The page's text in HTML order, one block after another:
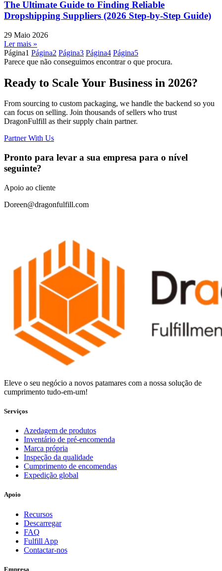
The Ultimate Guide to Finding Reliable
Dropshipping Suppliers (2026 Step-by-Step Guide)
29 Maio 2026
Ler mais »
Página1 Página2 Página3 Página4 Página5
Parece que não conseguimos encontrar o que procura.
Ready to Scale Your Business in 2026?
From sourcing to custom packaging, we handle the backend so you
can focus on selling. Join thousands of sellers who trust
DragonFulfill as their supply chain partner.
Partner With Us
Pronto para levar a sua empresa para o nível
seguinte?
Apoio ao cliente
Doreen@dragonfulfill.com
Eleve o seu negócio a novos patamares com a nossa solução de
cumprimento tudo-em-um!
Serviços
Azedagem de produtos
Inventário de pré-encomenda
Marca própria
Inspeção da qualidade
Cumprimento de encomendas
Expedição global
Apoio
Recursos
Descarregar
FAQ
Fulfill App
Contactar-nos
Empresa